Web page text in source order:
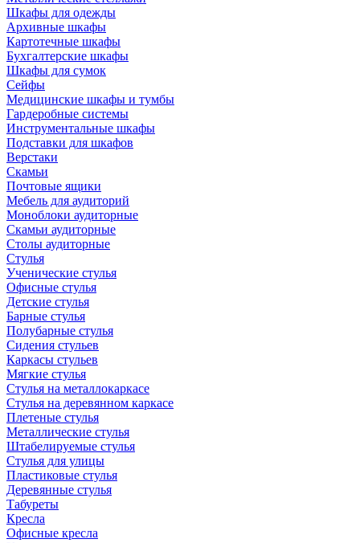
Шкафы для одежды
Архивные шкафы
Картотечные шкафы
Бухгалтерские шкафы
Шкафы для сумок
Сейфы
Медицинские шкафы и тумбы
Гардеробные системы
Инструментальные шкафы
Подставки для шкафов
Верстаки
Скамьи
Почтовые ящики
Мебель для аудиторий
Моноблоки аудиторные
Скамьи аудиторные
Столы аудиторные
Стулья
Ученические стулья
Офисные стулья
Детские стулья
Барные стулья
Полубарные стулья
Сидения стульев
Каркасы стульев
Мягкие стулья
Стулья на металлокаркасе
Стулья на деревянном каркасе
Плетеные стулья
Металлические стулья
Штабелируемые стулья
Стулья для улицы
Пластиковые стулья
Деревянные стулья
Табуреты
Кресла
Офисные кресла